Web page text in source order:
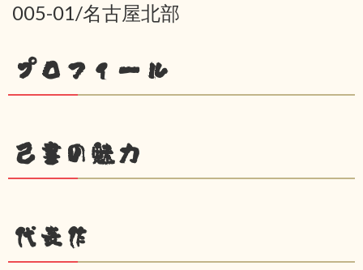
005-01/名古屋北部
プロフィール
己書の魅力
代表作